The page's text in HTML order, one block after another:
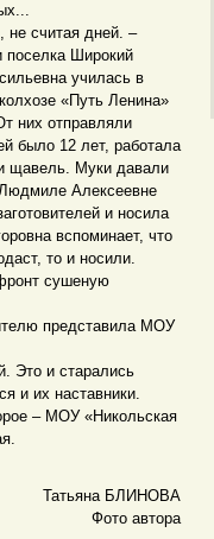
не считая дней. –
поселка Широкий
училась в
«Путь Ленина»
них отправляли
было 12 лет, работала
щавель. Муки давали
Алексеевне
и носила
вспоминает, что
то и носили.
сушеную
представила МОУ
Это и старались
и их наставники.
– МОУ «Никольская
Татьяна БЛИНОВА
Фото автора